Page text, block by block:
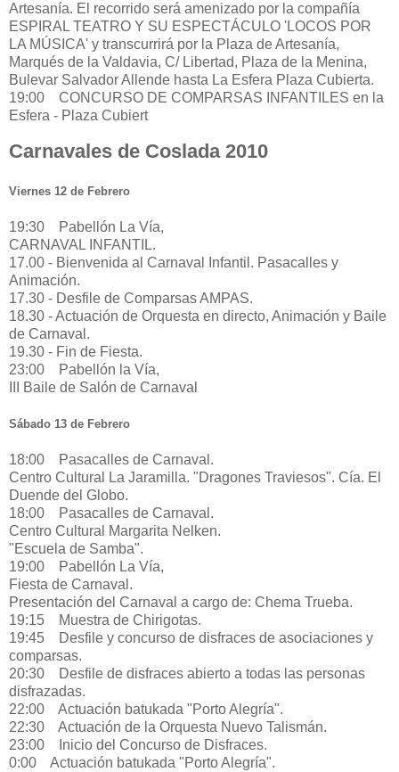
Artesanía. El recorrido será amenizado por la compañía
ESPIRAL TEATRO Y SU ESPECTÁCULO 'LOCOS POR
LA MÚSICA' y transcurrirá por la Plaza de Artesanía,
Marqués de la Valdavia, C/ Libertad, Plaza de la Menina,
Bulevar Salvador Allende hasta La Esfera Plaza Cubierta.
19:00 CONCURSO DE COMPARSAS INFANTILES en la
Esfera - Plaza Cubiert
Carnavales de Coslada 2010
Viernes 12 de Febrero
19:30 Pabellón La Vía,
CARNAVAL INFANTIL.
17.00 - Bienvenida al Carnaval Infantil. Pasacalles y
Animación.
17.30 - Desfile de Comparsas AMPAS.
18.30 - Actuación de Orquesta en directo, Animación y Baile
de Carnaval.
19.30 - Fin de Fiesta.
23:00 Pabellón la Vía,
III Baile de Salón de Carnaval
Sábado 13 de Febrero
18:00 Pasacalles de Carnaval.
Centro Cultural La Jaramilla. "Dragones Traviesos". Cía. El
Duende del Globo.
18:00 Pasacalles de Carnaval.
Centro Cultural Margarita Nelken.
"Escuela de Samba".
19:00 Pabellón La Vía,
Fiesta de Carnaval.
Presentación del Carnaval a cargo de: Chema Trueba.
19:15 Muestra de Chirigotas.
19:45 Desfile y concurso de disfraces de asociaciones y
comparsas.
20:30 Desfile de disfraces abierto a todas las personas
disfrazadas.
22:00 Actuación batukada "Porto Alegría".
22:30 Actuación de la Orquesta Nuevo Talismán.
23:00 Inicio del Concurso de Disfraces.
0:00 Actuación batukada "Porto Alegría".